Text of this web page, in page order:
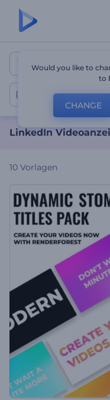
LinkedIn
LinkedIn
LinkedIn
10 Vorlagen
Would you like to
to
CHANGE